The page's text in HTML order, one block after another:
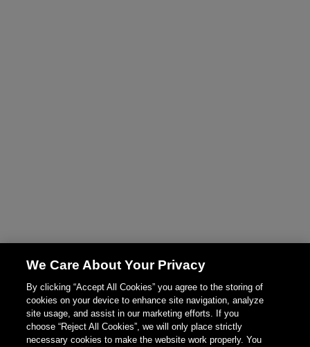
We Care About Your Privacy
By clicking “Accept All Cookies” you agree to the storing of
cookies on your device to enhance site navigation, analyze
site usage, and assist in our marketing efforts. If you
choose “Reject All Cookies”, we will only place strictly
necessary cookies to make the website work properly. You